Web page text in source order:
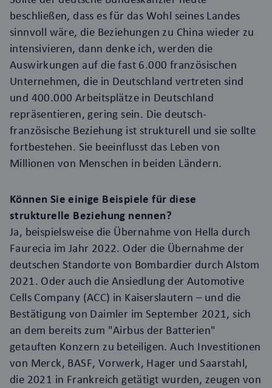
beschließen, dass es für das Wohl seines Landes
sinnvoll wäre, die Beziehungen zu China wieder zu
intensivieren, dann denke ich, werden die
Auswirkungen auf die fast 6.000 französischen
Unternehmen, die in Deutschland vertreten sind
und 400.000 Arbeitsplätze in Deutschland
repräsentieren, gering sein. Die deutsch-
französische Beziehung ist strukturell und sie sollte
fortbestehen. Sie beeinflusst das Leben von
Millionen von Menschen in beiden Ländern.
Können Sie einige Beispiele für diese
strukturelle Beziehung nennen?
Ja, beispielsweise die Übernahme von Hella durch
Faurecia im Jahr 2022. Oder die Übernahme der
deutschen Standorte von Bombardier durch Alstom
2021. Oder auch die Ansiedlung der Automotive
Cells Company (ACC) in Kaiserslautern – und die
Bestätigung von Daimler im September 2021, sich
an dem bereits zum "Airbus der Batterien"
getauften Konzern zu beteiligen. Auch Investitionen
von Merck, BASF, Vorwerk, Hager und Saarstahl,
die 2021 in Frankreich getätigt wurden, zeugen von